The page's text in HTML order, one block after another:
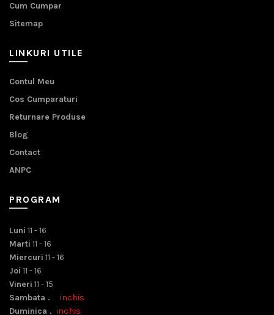
Cum Cumpar
Sitemap
LINKURI UTILE
Contul Meu
Cos Cumparaturi
Returnare Produse
Blog
Contact
ANPC
PROGRAM
Luni 11 - 16
Marti 11 - 16
Miercuri 11 - 16
Joi 11 - 16
Vineri 11 - 15
Sambata . inchis
Duminica . inchis